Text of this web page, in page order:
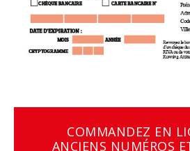
COMMANDEZ EN
ANCIENS NUMÉROS